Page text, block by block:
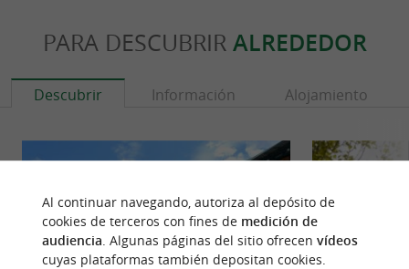
PARA DESCUBRIR ALREDEDOR
Descubrir Información Alojamiento
Al continuar navegando, autoriza al depósito de
cookies de terceros con fines de medición de
audiencia. Algunas páginas del sitio ofrecen vídeos
cuyas plataformas también depositan cookies.